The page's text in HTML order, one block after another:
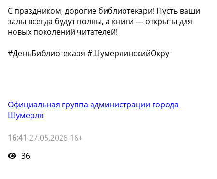
С праздником, дорогие библиотекари! Пусть ваши
залы всегда будут полны, а книги — открыты для
новых поколений читателей!
#ДеньБиблиотекаря #ШумерлинскийОкруг
Официальная группа администрации города
Шумерля
16:41 27.05.2026 16+
36